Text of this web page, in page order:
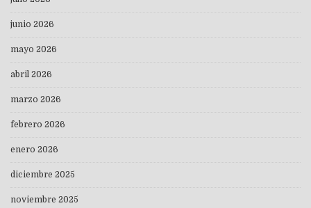
junio 2026
mayo 2026
abril 2026
marzo 2026
febrero 2026
enero 2026
diciembre 2025
noviembre 2025